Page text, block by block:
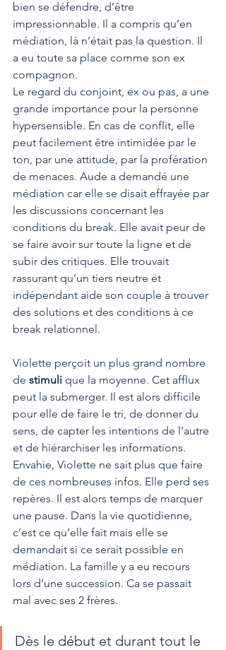
bien se défendre, d’être
impressionnable. Il a compris qu’en
médiation, là n’était pas la question. Il
a eu toute sa place comme son ex
compagnon.
Le regard du conjoint, ex ou pas, a une
grande importance pour la personne
hypersensible. En cas de conflit, elle
peut facilement être intimidée par le
ton, par une attitude, par la profération
de menaces. Aude a demandé une
médiation car elle se disait effrayée par
les discussions concernant les
conditions du break. Elle avait peur de
se faire avoir sur toute la ligne et de
subir des critiques. Elle trouvait
rassurant qu’un tiers neutre et
indépendant aide son couple à trouver
des solutions et des conditions à ce
break relationnel.
Violette perçoit un plus grand nombre
de stimuli que la moyenne. Cet afflux
peut la submerger. Il est alors difficile
pour elle de faire le tri, de donner du
sens, de capter les intentions de l’autre
et de hiérarchiser les informations.
Envahie, Violette ne sait plus que faire
de ces nombreuses infos. Elle perd ses
repères. Il est alors temps de marquer
une pause. Dans la vie quotidienne,
c’est ce qu’elle fait mais elle se
demandait si ce serait possible en
médiation. La famille y a eu recours
lors d’une succession. Ca se passait
mal avec ses 2 frères.
Dès le début et durant tout le